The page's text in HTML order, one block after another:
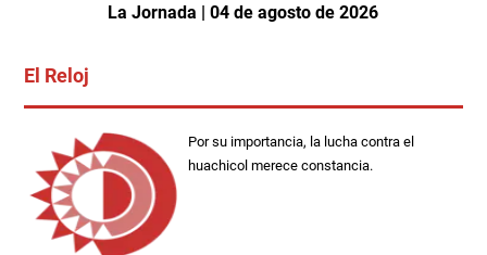
La Jornada | 04 de agosto de 2026
El Reloj
Por su importancia, la lucha contra el
huachicol merece constancia.